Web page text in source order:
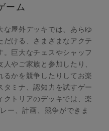
ーム
な屋外デッキでは、あらゆ
だける、さまざまなアクテ
。巨大なチェスやシャッフ
やご家族と参加したり、
るかを競争したりしてお楽
タミナ、認知力を試すゲー
クトリアのデッキでは、楽
ー、計画、競争ができま